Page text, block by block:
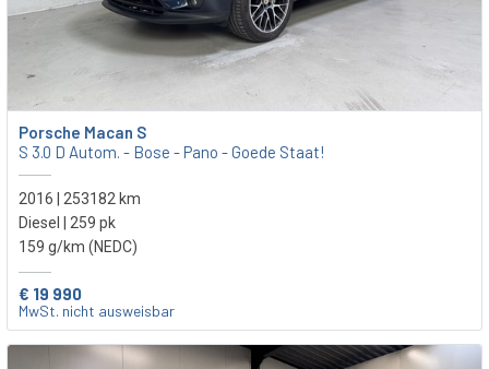
Porsche Macan S
S 3.0 D Autom. - Bose - Pano - Goede Staat!
2016 | 253182 km
Diesel | 259 pk
159 g/km (NEDC)
€ 19 990
MwSt. nicht ausweisbar